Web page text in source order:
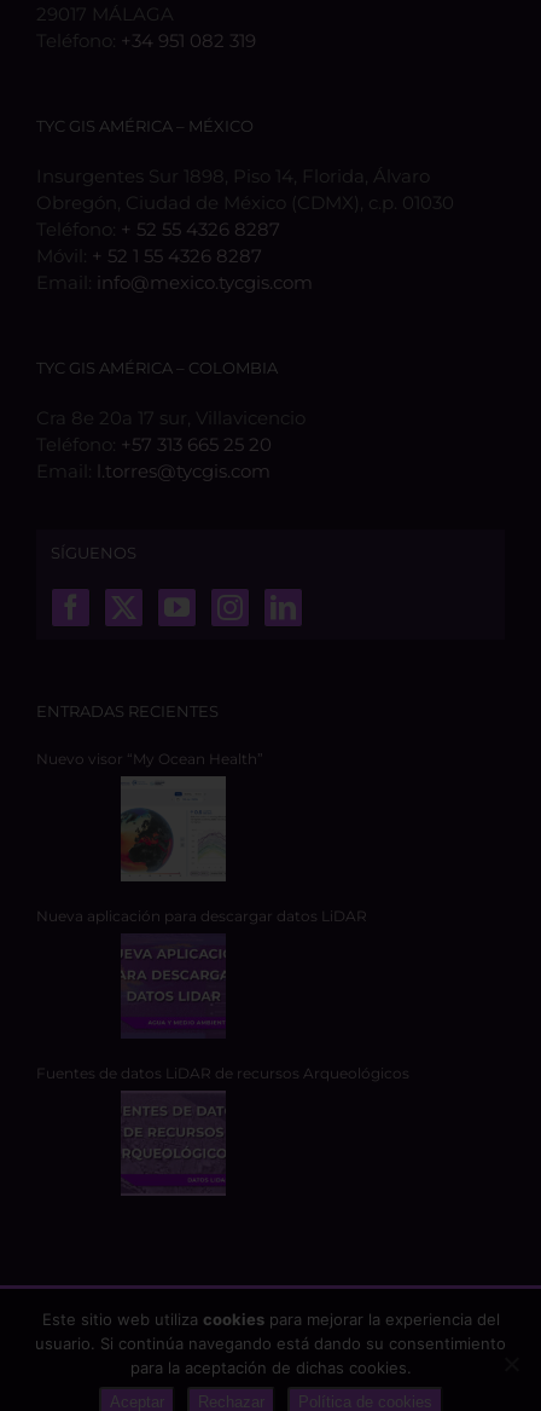
29017 MÁLAGA
Teléfono: +34 951 082 319
TYC GIS AMÉRICA – MÉXICO
Insurgentes Sur 1898, Piso 14, Florida, Álvaro
Obregón, Ciudad de México (CDMX), c.p. 01030
Teléfono: + 52 55 4326 8287
Móvil: + 52 1 55 4326 8287
Email: info@mexico.tycgis.com
TYC GIS AMÉRICA – COLOMBIA
Cra 8e 20a 17 sur, Villavicencio
Teléfono: +57 313 665 25 20
Email:
l.torres@tycgis.com
SÍGUENOS
ENTRADAS RECIENTES
Nuevo visor “My Ocean Health”
Nueva aplicación para descargar datos LiDAR
Fuentes de datos LiDAR de recursos Arqueológicos
Copyright 2026 - TYC GIS Soluciones Integrales SL | Todos los
Este sitio web utiliza cookiespara mejorar la experiencia del
usuario. Si continúa navegando está dando su consentimiento
para la aceptación de dichas cookies.
Aceptar Rechazar Política de cookies